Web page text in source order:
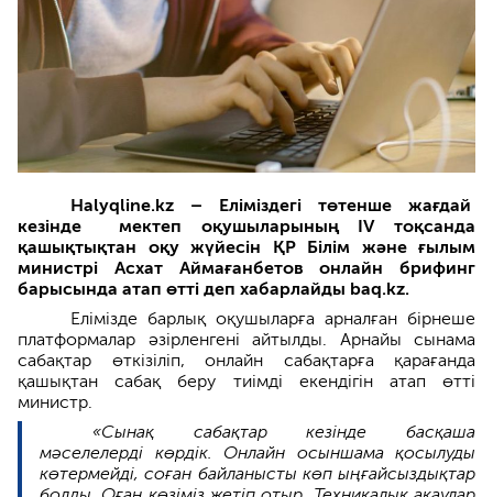
Halyqline.kz – Еліміздегі төтенше жағдай
кезінде мектеп оқушыларының IV тоқсанда
қашықтықтан оқу жүйесін ҚР Білім және ғылым
министрі Асхат Аймағанбетов онлайн брифинг
барысында атап өтті деп хабарлайды baq.kz.
Елімізде барлық оқушыларға арналған бірнеше
платформалар әзірленгені айтылды. Арнайы сынама
сабақтар өткізіліп, онлайн сабақтарға қарағанда
қашықтан сабақ беру тиімді екендігін атап өтті
министр.
«Сынақ сабақтар кезінде басқаша
мәселелерді көрдік. Онлайн осыншама қосылуды
көтермейді, соған байланысты көп ыңғайсыздықтар